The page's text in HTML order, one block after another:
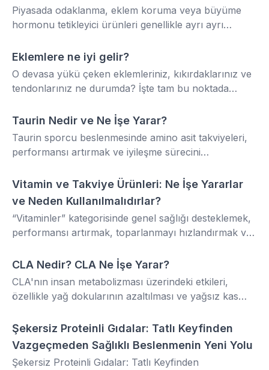
Piyasada odaklanma, eklem koruma veya büyüme
hormonu tetikleyici ürünleri genellikle ayrı ayrı
bu kritik ihtiyaçların hepsini tek bir serviste
birleştirmesidir.
Aminoasit
Eklemlere ne iyi gelir?
O devasa yükü çeken eklemleriniz, kıkırdaklarınız ve
tendonlarınız ne durumda? İşte tam bu noktada
giriyor.
Aminoasit
Taurin Nedir ve Ne İşe Yarar?
Taurin sporcu beslenmesinde amino asit takviyeleri,
performansı artırmak ve iyileşme sürecini
arasında öne çıkanlardan biri de Grizzone Taurine
303 Gr 120 Servis Crystal Seri Pure ürünüdür
SAĞLIK
Vitamin ve Takviye Ürünleri: Ne İşe Yararlar
ve Neden Kullanılmalıdırlar?
“Vitaminler” kategorisinde genel sağlığı desteklemek,
performansı artırmak, toparlanmayı hızlandırmak ve
formülasyonlar sunmaktadır.
SPOR
CLA Nedir? CLA Ne İşe Yarar?
CLA'nın insan metabolizması üzerindeki etkileri,
özellikle yağ dokularının azaltılması ve yağsız kas
GIDA
Şekersiz Proteinli Gıdalar: Tatlı Keyfinden
Vazgeçmeden Sağlıklı Beslenmenin Yeni Yolu
Şekersiz Proteinli Gıdalar: Tatlı Keyfinden